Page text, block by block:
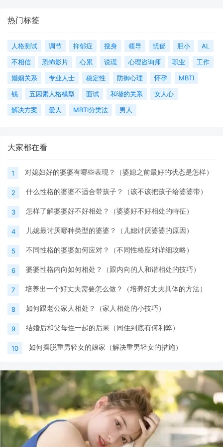
热门标签
人格测试 调节 抑郁症 搜身 领导 忧郁 胆小
AL
不相信
恐怖影片 心累 说谎 心理咨询师 职业
工作
婚姻关系
专业人士 稳定性 防御心理 怀孕
MBTI
钱
五因素人格模型 面试 和谐的关系
女人心
解决方案
爱人 MBTI分类法 男人
大家都在看
1 对媳妇好的婆婆有哪些表现？（婆媳之前最好的状态是怎样）
2 什么性格的婆婆不适合带孩子？（该不该把孩子给婆婆带）
3 怎样了解婆婆好不好相处？（婆婆好不好相处的特征）
4 儿媳最讨厌哪种类型的婆婆？（儿媳讨厌婆婆的原因）
5 不同性格的婆婆如何应对？（不同性格应对详细攻略）
6 婆婆性格内向如何相处？（跟内向的人和谐相处的技巧）
7 培养出一个好丈夫需要怎么做？（培养好丈夫具体的方法）
8 如何跟老公家人相处？（家人相处的小技巧）
9 结婚后和父母住一起的后果（同住到底有何利弊）
10 如何摆脱重男轻女的娘家（解决重男轻女的措施）